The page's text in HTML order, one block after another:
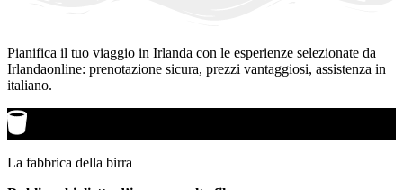
Pianifica il tuo viaggio in Irlanda con le esperienze selezionate da
Irlandaonline: prenotazione sicura, prezzi vantaggiosi, assistenza in
italiano.
La fabbrica della birra